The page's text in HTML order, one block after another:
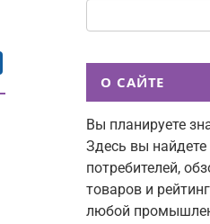
О САЙТЕ
Вы планируете
Здесь вы найдете
потребителей,
товаров и
любой